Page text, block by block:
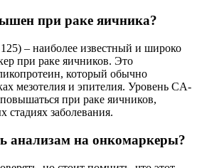
при раке яичника?
– наиболее известный и широко
при раке яичников. Это
который обычно
мезотелия и эпителия. Уровень CA-
при раке яичников,
стадиях заболевания.
анализам на онкомаркеры?